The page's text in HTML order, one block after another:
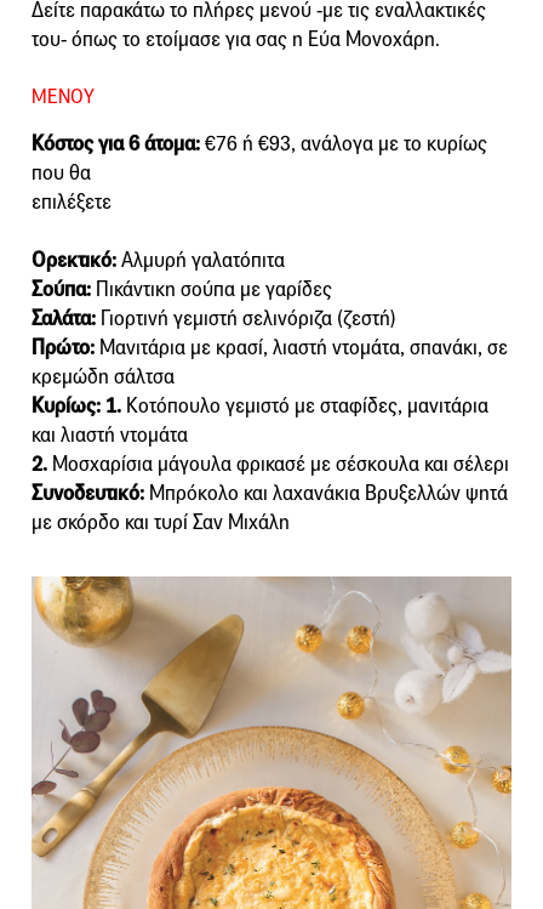
Δείτε παρακάτω το πλήρες μενού -με τις εναλλακτικές
του- όπως το ετοίμασε για σας η Εύα Μονοχάρη.
MENOY
Κόστος για 6 άτομα:€76 ή €93, ανάλογα με το κυρίως
που θα
επιλέξετε
Ορεκτικό:Αλμυρή γαλατόπιτα
Σούπα: Πικάντικη σούπα με γαρίδες
Σαλάτα: Γιορτινή γεμιστή σελινόριζα (ζεστή)
Πρώτο: Μανιτάρια με κρασί, λιαστή ντομάτα, σπανάκι, σε
κρεμώδη σάλτσα
Κυρίως: 1. Κοτόπουλο γεμιστό με σταφίδες, μανιτάρια
και λιαστή ντομάτα
2. Μοσχαρίσια μάγουλα φρικασέ με σέσκουλα και σέλερι
Συνοδευτικό: Μπρόκολο και λαχανάκια Βρυξελλών ψητά
με σκόρδο και τυρί Σαν Μιχάλη